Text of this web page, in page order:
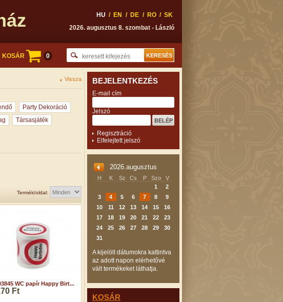
HU / EN / DE / RO / SK
2026. augusztus 8. szombat - László
KOSÁR 0
Vissza
Party Dekoráció
Társasjáték
Termék/oldal:
WC papír Happy Birt...
Ft
BEJELENTKEZÉS
E-mail cím
Jelszó
Regisztráció
Elfelejtett jelszó
2026.augusztus
H K Sz Cs P Szo
V
1
2
3
4 5 6 7 8
9
10
11 12 13 14 15
16
17
18 19 20 21 22
23
24
25 26 27 28 29
30
31
A kijelölt dátumokra kattintva
az adott napon elérhetővé
vált termékeket láthatja.
KOSÁR